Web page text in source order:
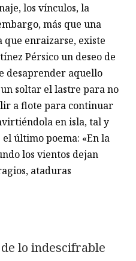
los vínculos, la
más que una
que enraizarse, existe
Pérsico un deseo de
desaprender aquello
soltar el lastre para no
a flote para continuar
en isla, tal y
el último poema: «En la
los vientos dejan
ataduras
lo indescifrable